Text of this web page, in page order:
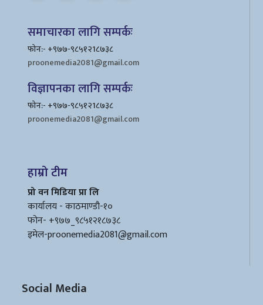
समाचारका लागि सम्पर्कः
फोन:- +९७७-९८५१२1८७३८
proonemedia2081@gmail.com
विज्ञापनका लागि सम्पर्कः
फोन:- +९७७-९८५१२1८७३८
proonemedia2081@gmail.com
हाम्रो टीम
प्रो वन मिडिया प्रा लि
कार्यालय - काठमाण्डौ-१०
फोन- +९७७_९८५१२१८७३८
इमेल-proonemedia2081@gmail.com
Social Media